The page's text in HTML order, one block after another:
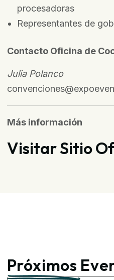
procesadoras
Representantes de
Contacto Oficina de
Julia Polanco
Más información
Visitar Sitio
Próximos